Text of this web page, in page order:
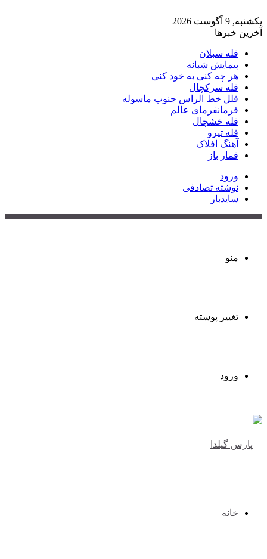
یکشنبه, 9 آگوست 2026
آخرین خبرها
قله سبلان
پیمایش شبانه
هر چه کنی به خود کنی
قله سرکچال
قلل خط الراس جنوب ماسوله
فرمانفرمای عالم
قله خشچال
قله تیرو
آهنگ افلاک
قمار باز
ورود
نوشته تصادفی
سایدبار
منو
تغییر پوسته
ورود
خانه